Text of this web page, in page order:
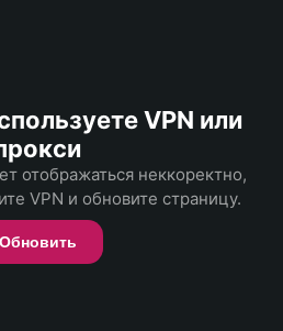
VPN или
отображаться неккоректно,
VPN и обновите страницу.
Обновить